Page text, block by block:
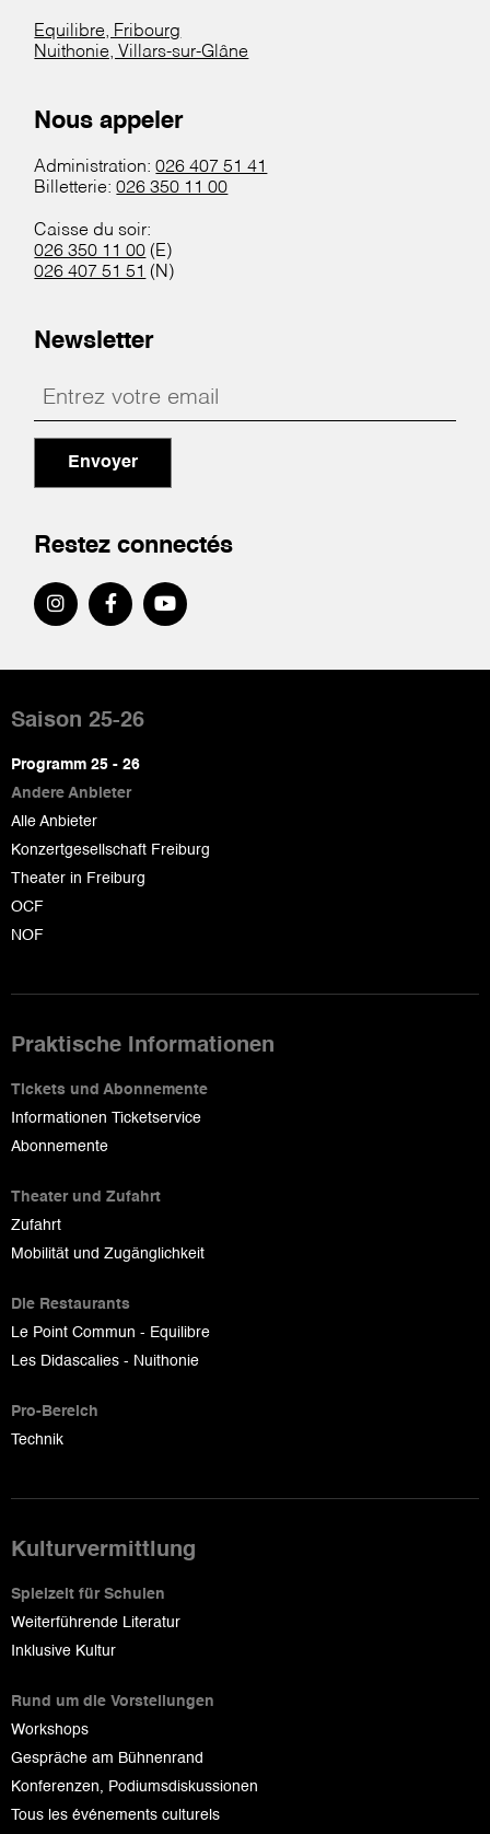
Equilibre, Fribourg
Nuithonie, Villars-sur-Glâne
Nous appeler
Administration:026 407 51 41
Billetterie:026 350 11 00
Caisse du soir:
026 350 11 00 (E)
026 407 51 51 (N)
Newsletter
Envoyer
Restez connectés
de
page
Saison 25-26
Programm 25 - 26
Andere Anbieter
Alle Anbieter
Konzertgesellschaft Freiburg
Theater in Freiburg
OCF
NOF
Praktische Informationen
Tickets und Abonnemente
Informationen Ticketservice
Abonnemente
Theater und Zufahrt
Zufahrt
Mobilität und Zugänglichkeit
Die Restaurants
Le Point Commun - Equilibre
Les Didascalies - Nuithonie
Pro-Bereich
Technik
Kulturvermittlung
Spielzeit für Schulen
Weiterführende Literatur
Inklusive Kultur
Rund um die Vorstellungen
Workshops
Gespräche am Bühnenrand
Konferenzen, Podiumsdiskussionen
Tous les événements culturels